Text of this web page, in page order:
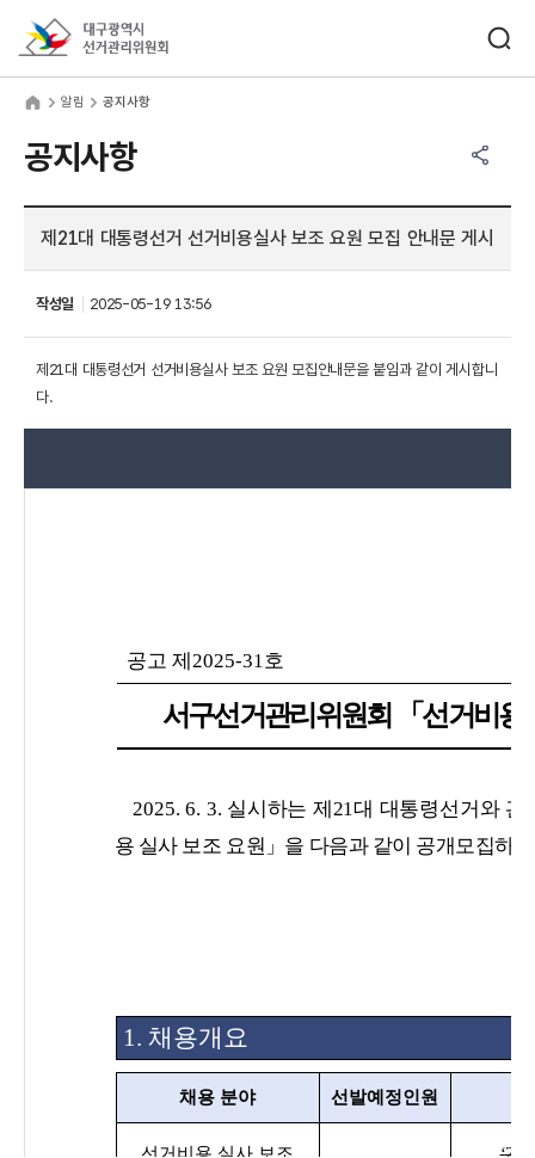
알림 공지사항
공지사항
제21대 대통령선거 선거비용실사 보조 요원 모집 안내문 게시
작성일 2025-05-19 13:56
제21대 대통령선거 선거비용실사 보조 요원 모집안내문을 붙임과 같이 게시합니
다.